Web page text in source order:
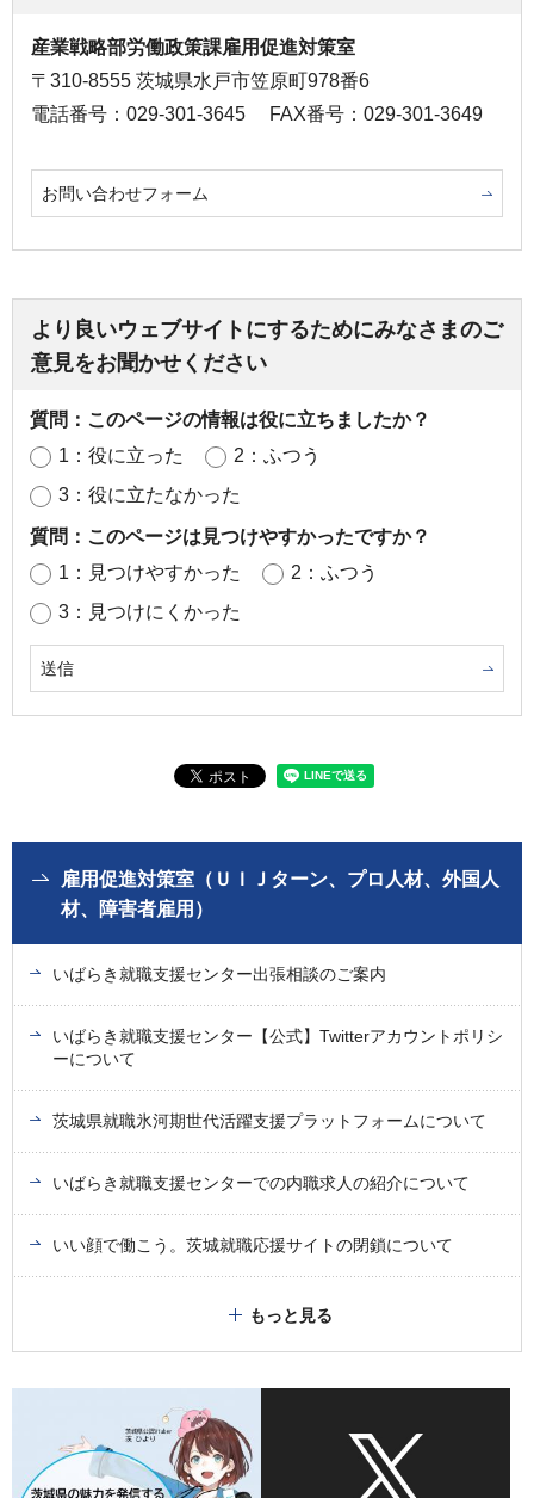
産業戦略部労働政策課雇用促進対策室
〒310-8555 茨城県水戸市笠原町978番6
電話番号：029-301-3645
FAX番号：029-301-3649
お問い合わせフォーム
より良いウェブサイトにするためにみなさまのご
意見をお聞かせください
質問：このページの情報は役に立ちましたか？
1：役に立った
2：ふつう
3：役に立たなかった
質問：このページは見つけやすかったですか？
1：見つけやすかった
2：ふつう
3：見つけにくかった
雇用促進対策室（ＵＩＪターン、プロ人材、外国人
材、障害者雇用）
いばらき就職支援センター出張相談のご案内
いばらき就職支援センター【公式】Twitterアカウントポリシ
ーについて
茨城県就職氷河期世代活躍支援プラットフォームについて
いばらき就職支援センターでの内職求人の紹介について
いい顔で働こう。茨城就職応援サイトの閉鎖について
もっと見る